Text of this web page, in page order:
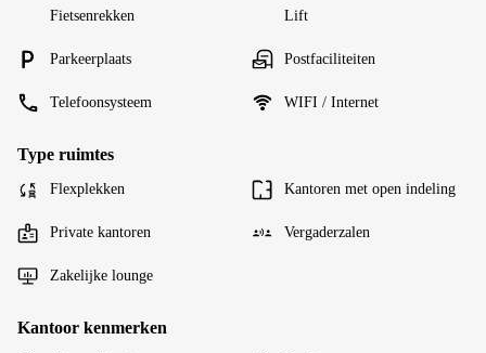
Fietsenrekken Lift
Parkeerplaats Postfaciliteiten
Telefoonsysteem WIFI / Internet
Type ruimtes
Flexplekken Kantoren met open indeling
Private kantoren Vergaderzalen
Zakelijke lounge
Kantoor kenmerken